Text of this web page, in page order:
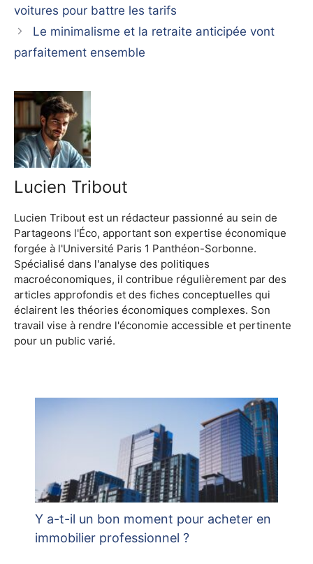
voitures pour battre les tarifs
Le minimalisme et la retraite anticipée vont
parfaitement ensemble
Lucien Tribout
Lucien Tribout est un rédacteur passionné au sein de
Partageons l'Éco, apportant son expertise économique
forgée à l'Université Paris 1 Panthéon-Sorbonne.
Spécialisé dans l'analyse des politiques
macroéconomiques, il contribue régulièrement par des
articles approfondis et des fiches conceptuelles qui
éclairent les théories économiques complexes. Son
travail vise à rendre l'économie accessible et pertinente
pour un public varié.
Y a-t-il un bon moment pour acheter en
immobilier professionnel ?